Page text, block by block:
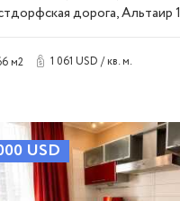
дорога, Альтаир 1
м2 1 061 USD / кв. м.
USD